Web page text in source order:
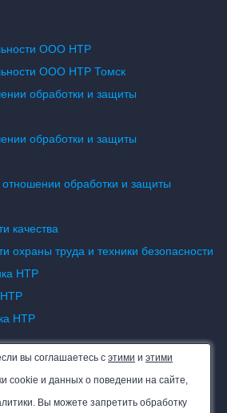
ООО НТР
ООО НТР Томск
обработки и защиты
обработки и защиты
обработки и защиты
качества
охраны труда и техники безопасности
НТР
НТР
НТР
2026
вы соглашаетесь с этими и этими
cookie и данных о поведении на сайте,
Вы можете запретить обработку